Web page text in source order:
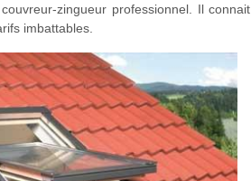
zingueur professionnel. Il connait
imbattables.